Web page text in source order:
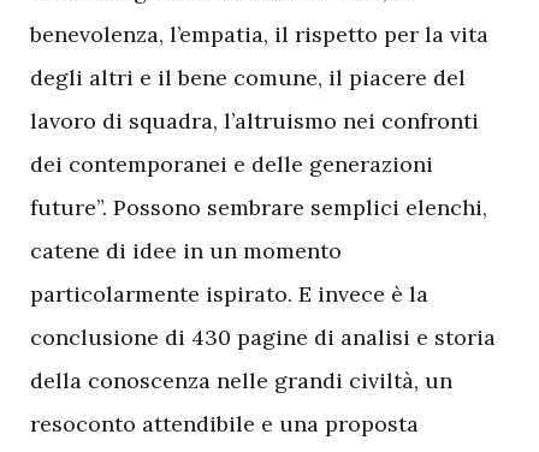
benevolenza, l’empatia, il rispetto per la vita
degli altri e il bene comune, il piacere del
lavoro di squadra, l’altruismo nei confronti
dei contemporanei e delle generazioni
future”. Possono sembrare semplici elenchi,
catene di idee in un momento
particolarmente ispirato. E invece è la
conclusione di 430 pagine di analisi e storia
della conoscenza nelle grandi civiltà, un
resoconto attendibile e una proposta